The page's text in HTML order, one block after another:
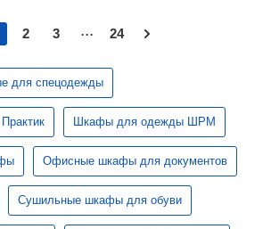
2 3 ... 24
для спецодежды
Шкафы для одежды ШРМ
Офисные шкафы для документов
Сушильные шкафы для обуви